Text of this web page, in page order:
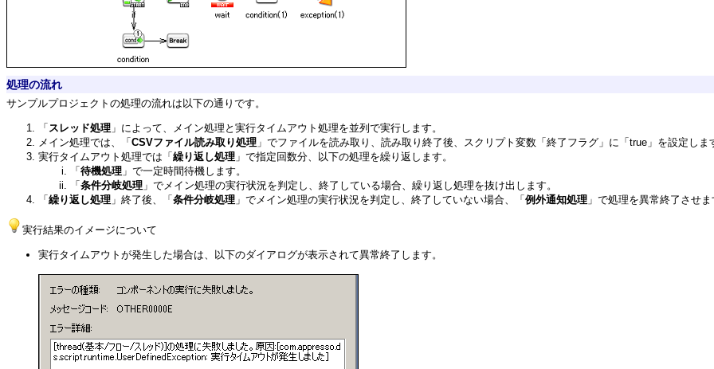
処理の流れ
サンプルプロジェクトの処理の流れは以下の通りです。
「 スレッド処理 」によって、メイン処理と実行タイムアウト処理を並列で実行します。
メイン処理では、「 CSVファイル読み取り処理 」でファイルを読み取り、読み取り終了後、スクリプト変数「終了フラグ」に「true」を設定しま
実行タイムアウト処理では「 繰り返し処理 」で指定回数分、以下の処理を繰り返します。
「 待機処理 」で一定時間待機します。
「 条件分岐処理 」でメイン処理の実行状況を判定し、終了している場合、繰り返し処理を抜け出します。
「 繰り返し処理 」終了後、「 条件分岐処理 」でメイン処理の実行状況を判定し、終了していない場合、「 例外通知処理 」で処理を異常終了させ
実行結果のイメージについて
実行タイムアウトが発生した場合は、以下のダイアログが表示されて異常終了します。